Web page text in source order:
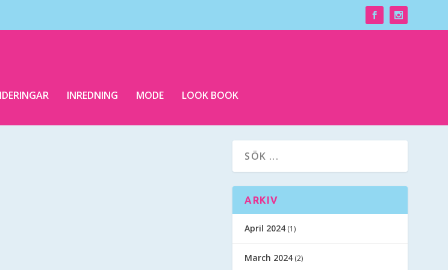
INREDNING MODE LOOK BOOK
ARKIV
April 2024 (1)
March 2024 (2)